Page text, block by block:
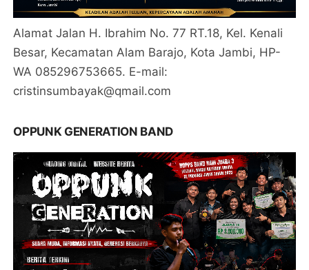
Alamat Jalan H. Ibrahim No. 77 RT.18, Kel. Kenali
Besar, Kecamatan Alam Barajo, Kota Jambi, HP-
WA 085296753665. E-mail:
cristinsumbayak@qmail.com
OPPUNK GENERATION BAND